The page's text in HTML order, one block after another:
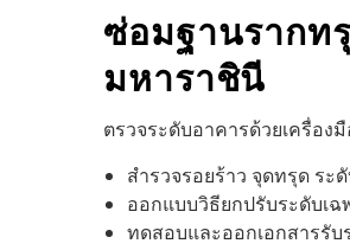
ซ่อมฐานรากท
มหาราชินี
ตรวจระดับอาคารด้วยเครื่อง
สำรวจรอยร้าว จุดทรุด ระดั
ออกแบบวิธียกปรับระดับเฉ
ทดสอบและออกเอกสารรับ